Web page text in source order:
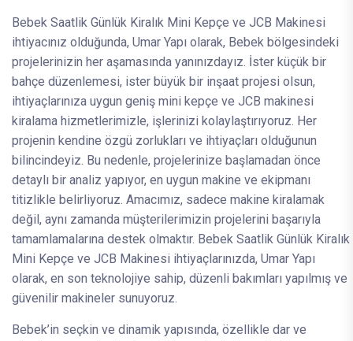
Bebek Saatlik Günlük Kiralık Mini Kepçe ve JCB Makinesi
ihtiyacınız olduğunda, Umar Yapı olarak, Bebek bölgesindeki
projelerinizin her aşamasında yanınızdayız. İster küçük bir
bahçe düzenlemesi, ister büyük bir inşaat projesi olsun,
ihtiyaçlarınıza uygun geniş mini kepçe ve JCB makinesi
kiralama hizmetlerimizle, işlerinizi kolaylaştırıyoruz. Her
projenin kendine özgü zorlukları ve ihtiyaçları olduğunun
bilincindeyiz. Bu nedenle, projelerinize başlamadan önce
detaylı bir analiz yapıyor, en uygun makine ve ekipmanı
titizlikle belirliyoruz. Amacımız, sadece makine kiralamak
değil, aynı zamanda müşterilerimizin projelerini başarıyla
tamamlamalarına destek olmaktır. Bebek Saatlik Günlük Kiralık
Mini Kepçe ve JCB Makinesi ihtiyaçlarınızda, Umar Yapı
olarak, en son teknolojiye sahip, düzenli bakımları yapılmış ve
güvenilir makineler sunuyoruz.
Bebek’in seçkin ve dinamik yapısında, özellikle dar ve